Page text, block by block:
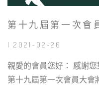
第十九屆第一次會
| 2021-02-26
親愛的會員您好： 感謝
第十九屆第一次會員大會